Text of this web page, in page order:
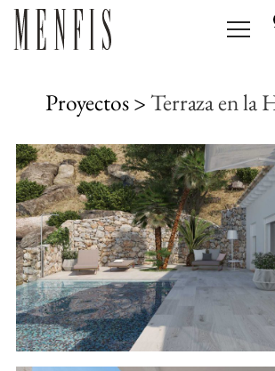
Proyectos >Terraza en la